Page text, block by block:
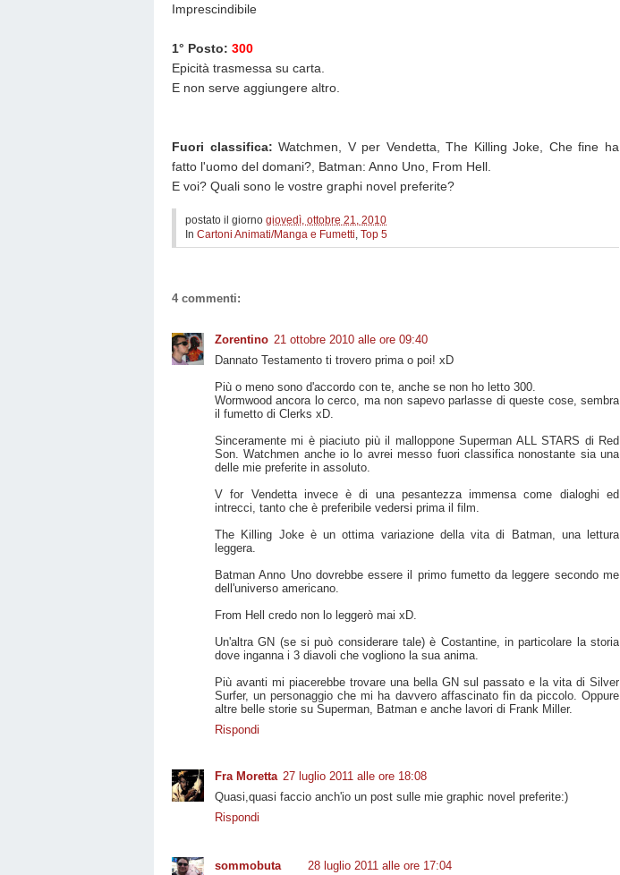
Imprescindibile
1° Posto: 300
Epicità trasmessa su carta.
E non serve aggiungere altro.
Fuori classifica: Watchmen, V per Vendetta, The Killing Joke, Che fine ha
fatto l'uomo del domani?, Batman: Anno Uno, From Hell.
E voi? Quali sono le vostre graphi novel preferite?
postato il giorno giovedì, ottobre 21, 2010
In Cartoni Animati/Manga e Fumetti Top 5
4 commenti:
Zorentino 21 ottobre 2010 alle ore 09:40
Dannato Testamento ti trovero prima o poi! xD
Più o meno sono d'accordo con te, anche se non ho letto 300.
Wormwood ancora lo cerco, ma non sapevo parlasse di queste cose, sembra
il fumetto di Clerks xD.
Sinceramente mi è piaciuto più il malloppone Superman ALL STARS di Red
Son. Watchmen anche io lo avrei messo fuori classifica nonostante sia una
delle mie preferite in assoluto.
V for Vendetta invece è di una pesantezza immensa come dialoghi ed
intrecci, tanto che è preferibile vedersi prima il film.
The Killing Joke è un ottima variazione della vita di Batman, una lettura
leggera.
Batman Anno Uno dovrebbe essere il primo fumetto da leggere secondo me
dell'universo americano.
From Hell credo non lo leggerò mai xD.
Un'altra GN (se si può considerare tale) è Costantine, in particolare la storia
dove inganna i 3 diavoli che vogliono la sua anima.
Più avanti mi piacerebbe trovare una bella GN sul passato e la vita di Silver
Surfer, un personaggio che mi ha davvero affascinato fin da piccolo. Oppure
altre belle storie su Superman, Batman e anche lavori di Frank Miller.
Rispondi
Fra Moretta 27 luglio 2011 alle ore 18:08
Quasi,quasi faccio anch'io un post sulle mie graphic novel preferite:)
Rispondi
sommobuta
28 luglio 2011 alle ore 17:04